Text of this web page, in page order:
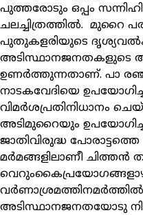
പുത്തരോടും ഒപ്പം
ചലച്ചിത്രത്തില്‍. മുറൈ
പുതുകളരിയുടെ
അടിസ്ഥാനജനതകളുടെ
ഉണര്‍ത്തുന്നതാണ്. പാ
നാടകവേദിയെ
വിമര്‍ശപ്രതിനിധാനം
അടിമുറൈയും ഉപയോഗിച്ച്
ജാതിവിരുദ്ധ
മര്‍മങ്ങളിലാണീ ചിത്തന്‍
വര്‍ണാശ്രമത്തിനമര്‍ത്തില്‍
അടിസ്ഥാനജനതയോടു